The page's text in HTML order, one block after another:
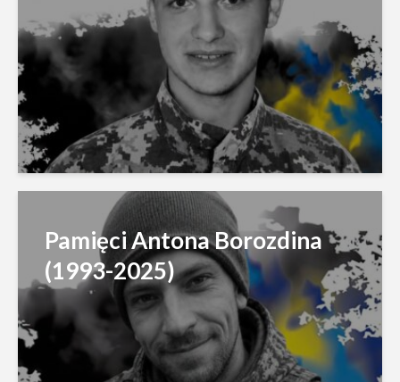
Pamięci Antona Borozdina
(1993-2025)